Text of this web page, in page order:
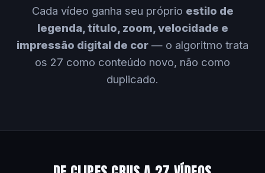
Cada vídeo ganha seu próprio estilo de
legenda, título, zoom, velocidade e
impressão digital de cor — o algoritmo trata
os 27 como conteúdo novo, não como
duplicado.